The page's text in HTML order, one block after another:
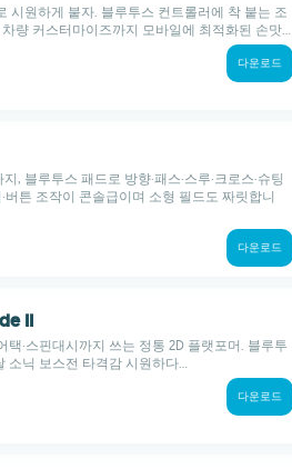
시원하게 붙자. 블루투스 컨트롤러에 착 붙는 조
량 커스터마이즈까지 모바일에 최적화된 손맛...
다운로드
, 블루투스 패드로 방향·패스·스루·크로스·슈팅
튼 조작이 콘솔급이며 소형 필드도 짜릿합니
다운로드
II
·스핀대시까지 쓰는 정통 2D 플랫포머. 블루투
소닉 보스전 타격감 시원하다...
다운로드